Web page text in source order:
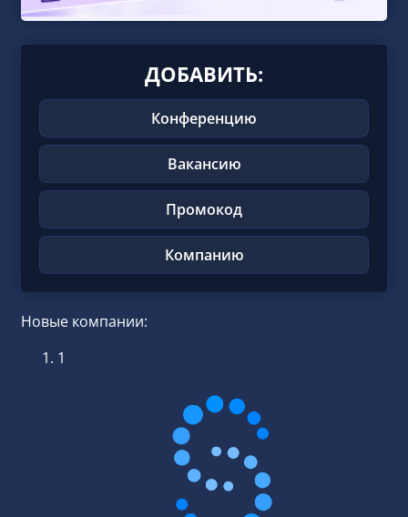
ДОБАВИТЬ:
Конференцию
Вакансию
Промокод
Компанию
Новые компании:
1